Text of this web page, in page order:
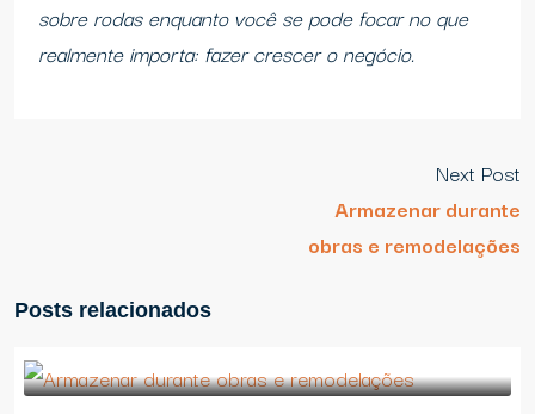
sobre rodas enquanto você se pode focar no que
realmente importa: fazer crescer o negócio.
Next Post
Armazenar durante
obras e remodelações
Posts relacionados